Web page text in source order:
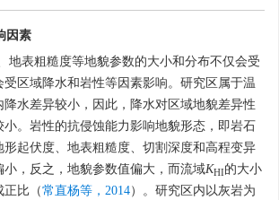
因素
地表粗糙度等地貌参数的大小和分布不仅会受
区域降水和岩性等因素影响。研究区属于温
水差异较小，因此，降水对区域地貌差异性
。岩性的抗侵蚀能力影响地貌形态，即岩石
形起伏度、地表粗糙度、切割深度和高程变异
小，反之，地貌参数值偏大，而流域KHI的大小
正比（常直杨等，2014）。研究区内以灰岩为